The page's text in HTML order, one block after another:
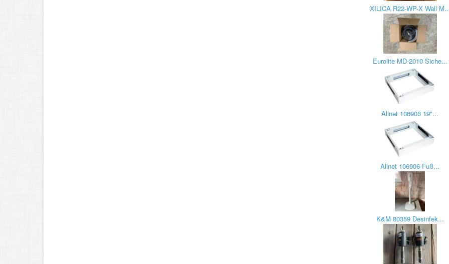
XILICA R22-WP-X Wall
Eurolite MD-2010 Siche...
Allnet 106903 19"...
Allnet 106906 Fuß...
K&M 80359 Desinfek...